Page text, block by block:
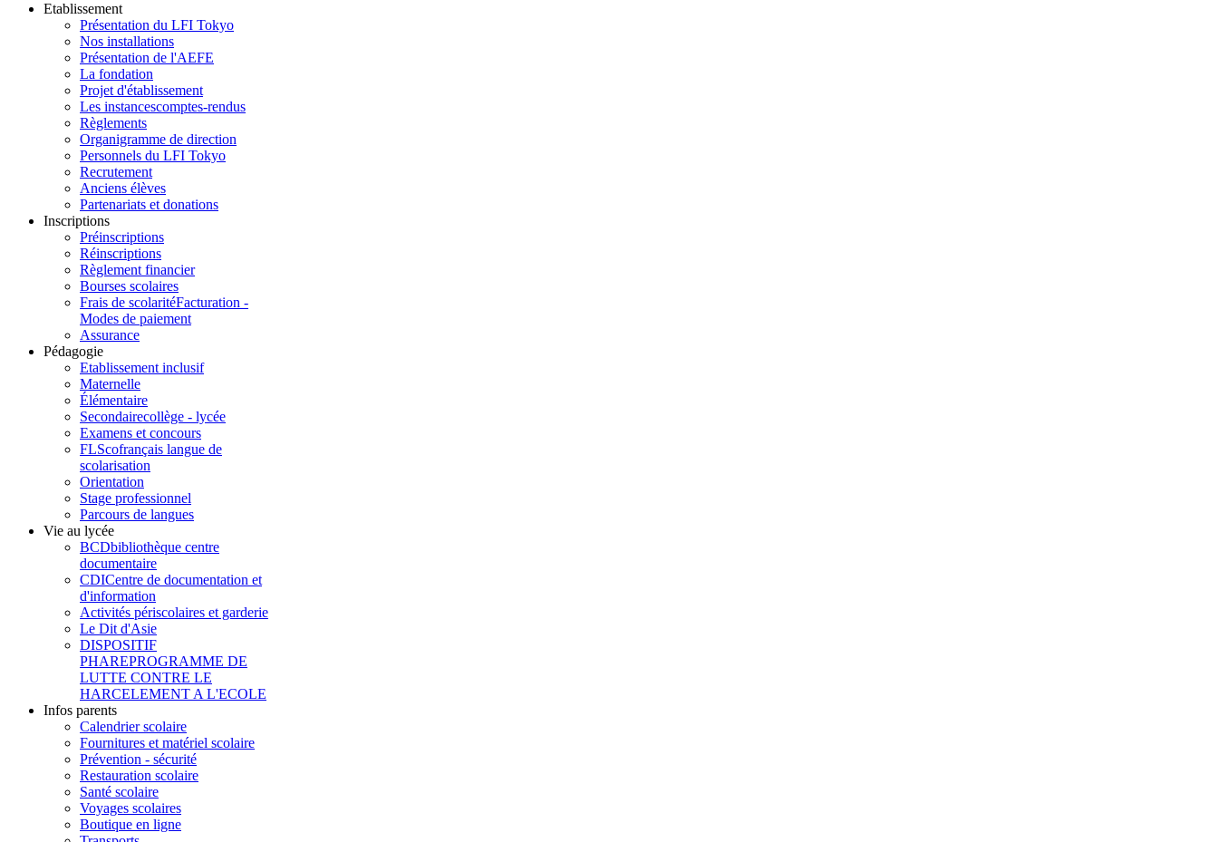
Etablissement
Présentation du LFI Tokyo
Nos installations
Présentation de l'AEFE
La fondation
Projet d'établissement
Les instancescomptes-rendus
Règlements
Organigramme de direction
Personnels du LFI Tokyo
Recrutement
Anciens élèves
Partenariats et donations
Inscriptions
Préinscriptions
Réinscriptions
Règlement financier
Bourses scolaires
Frais de scolaritéFacturation -
Modes de paiement
Assurance
Pédagogie
Etablissement inclusif
Maternelle
Élémentaire
Secondairecollège - lycée
Examens et concours
FLScofrançais langue de
scolarisation
Orientation
Stage professionnel
Parcours de langues
Vie au lycée
BCDbibliothèque centre
documentaire
CDICentre de documentation et
d'information
Activités périscolaires et garderie
Le Dit d'Asie
DISPOSITIF
PHAREPROGRAMME DE
LUTTE CONTRE LE
HARCELEMENT A L'ECOLE
Infos parents
Calendrier scolaire
Fournitures et matériel scolaire
Prévention - sécurité
Restauration scolaire
Santé scolaire
Voyages scolaires
Boutique en ligne